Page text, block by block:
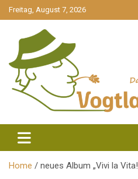
gehe
zum
Freitag, August 7, 2026
Home neues Album „Vivi la